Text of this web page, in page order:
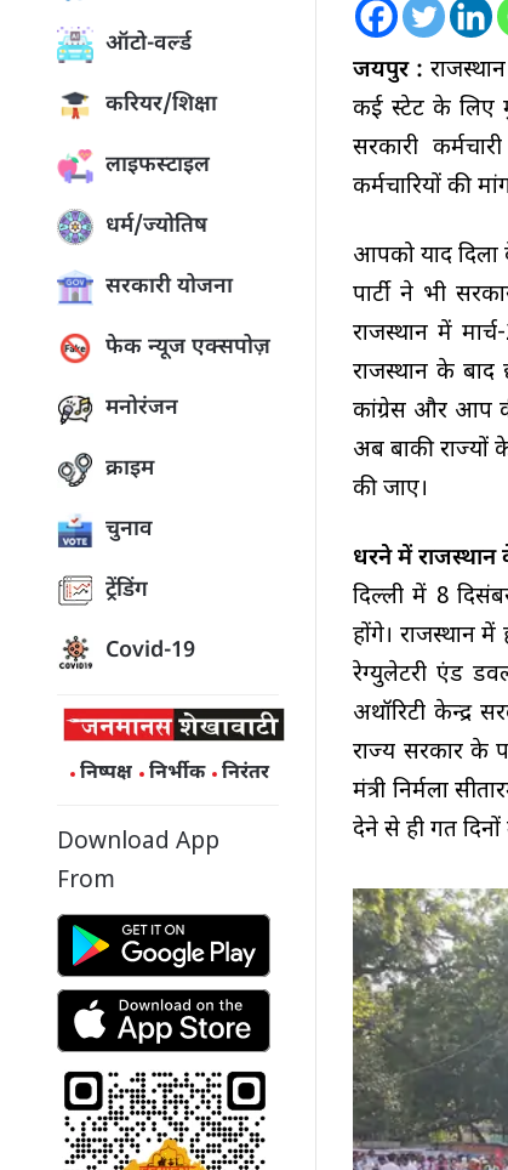
ऑटो-वर्ल्ड
करियर/शिक्षा
लाइफस्टाइल
धर्म/ज्योतिष
सरकारी योजना
फेक न्यूज एक्सपोज़
मनोरंजन
क्राइम
चुनाव
ट्रेंडिंग
Covid-19
निष्पक्ष निर्भीक निरंतर
Download App
From
जयपुर :
कई स्टेट के लिए
सरकारी
कर्मचारियों की
आपको याद
पार्टी ने भी
राजस्थान में
राजस्थान के
कांग्रेस और आप
अब बाकी राज्यों
की जाए।
धरने में राजस्थान
दिल्ली में 8
होंगे। राजस्थान
रेग्युलेटरी एंड
अथॉरिटी केन्द्र
राज्य सरकार के
मंत्री निर्मला
देने से ही गत दिनों